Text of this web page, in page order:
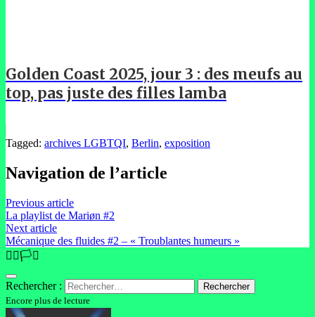
Golden Coast 2025, jour 3 : des meufs au
top, pas juste des filles lamba
Tagged: archives LGBTQI, Berlin, exposition
Navigation de l’article
Previous article
La playlist de Mariøn #2
Next article
Mécanique des fluides #2 – « Troublantes humeurs »
🏳️‍🌈🏳️‍⚧️
Rechercher :
Encore plus de lecture